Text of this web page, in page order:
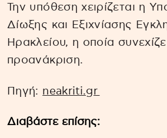
Την υπόθεση χειρίζεται η
Δίωξης και Εξιχνίασης
Ηρακλείου, η οποία
προανάκριση.
Πηγή: neakriti.gr
Διαβάστε επίσης: